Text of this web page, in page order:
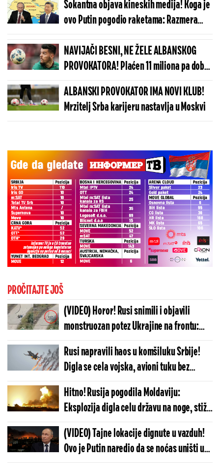
žilama
Šokantna objava kineskih medija! Koga je
ovo Putin pogodio raketama: Razmera
uništenja je jeziva, izvršio je brutalnu
odmazdu
NAVIJAČI BESNI, NE ŽELE ALBANSKOG
PROVOKATORA! Plaćen 11 miliona pa dobio
brutalnu poruku
ALBANSKI PROVOKATOR IMA NOVI KLUB!
Mrzitelj Srba karijeru nastavlja u Moskvi
PROČITAJTE JOŠ
(VIDEO) Horor! Rusi snimili i objavili
monstruozan potez Ukrajine na frontu:
Svet ovo mora da vidi, zapadni mediji ćute
i kriju
Rusi napravili haos u komšiluku Srbije!
Digla se cela vojska, avioni tuku bez
milosti - hitno se oglasila vojska
Hitno! Rusija pogodila Moldaviju:
Eksplozija digla celu državu na noge, stižu
prvi snimci sa mesta udara
(VIDEO) Tajne lokacije dignute u vazduh!
Ovo je Putin naredio da se noćas uništi u